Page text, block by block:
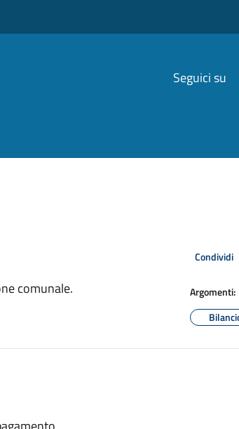
Seguici su
comunale.
Condividi
Argomenti: